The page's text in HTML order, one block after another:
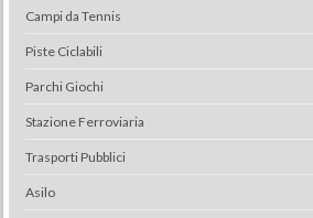
Campi da Tennis
Piste Ciclabili
Parchi Giochi
Stazione Ferroviaria
Trasporti Pubblici
Asilo